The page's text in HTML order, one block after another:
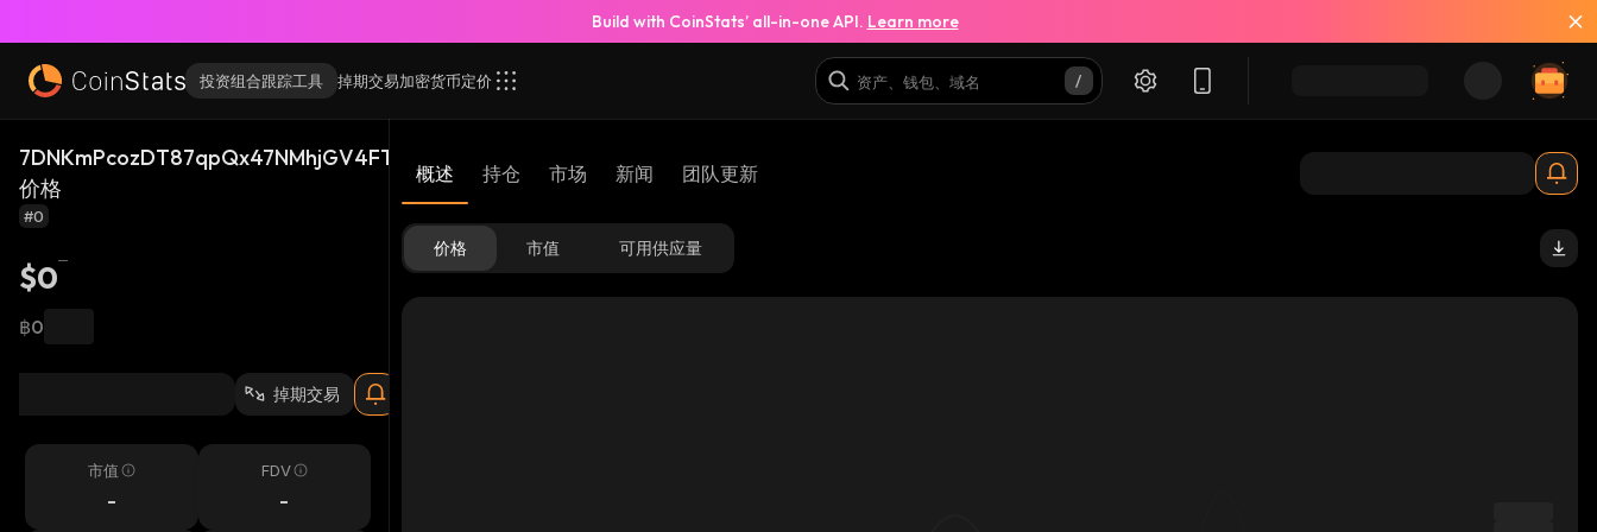
Build with CoinStats’ all-in-one API. Learn more
投资组合跟踪工具 掉期交易加密货币定价
7DNKmPcozDT87qpQx47NMhjGV4FT8x8YetdiyQYTfFS4_solana
价格
7DNKmPcozDT87qpQx47NMhjGV4FT8x8YetdiyQYTfFS4_solana
#0
$0
฿0
掉期交易
市值
-
FDV
-
概述 持仓 市场 新闻 团队更新
价格 市值 可用供应量